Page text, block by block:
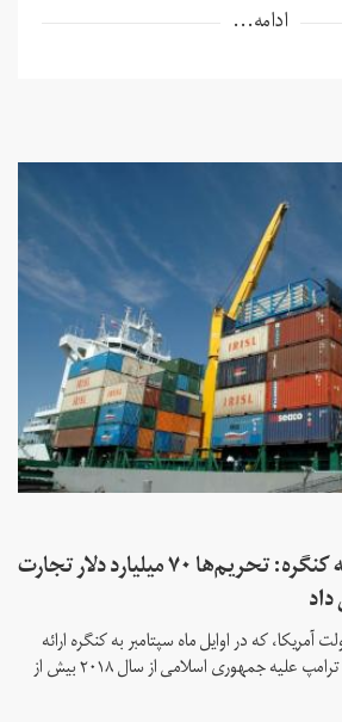
ادامه...
گزارش دولت آمریکا به کنگره: تحریم‌ها ۷۰ میلیارد دلار تجارت
که در اوایل ماه سپتامبر به کنگره ارائه
شد، تحریم‌های دولت دونالد ترامپ علیه جمهوری اسلامی از سال ۲۰۱۸ بیش از